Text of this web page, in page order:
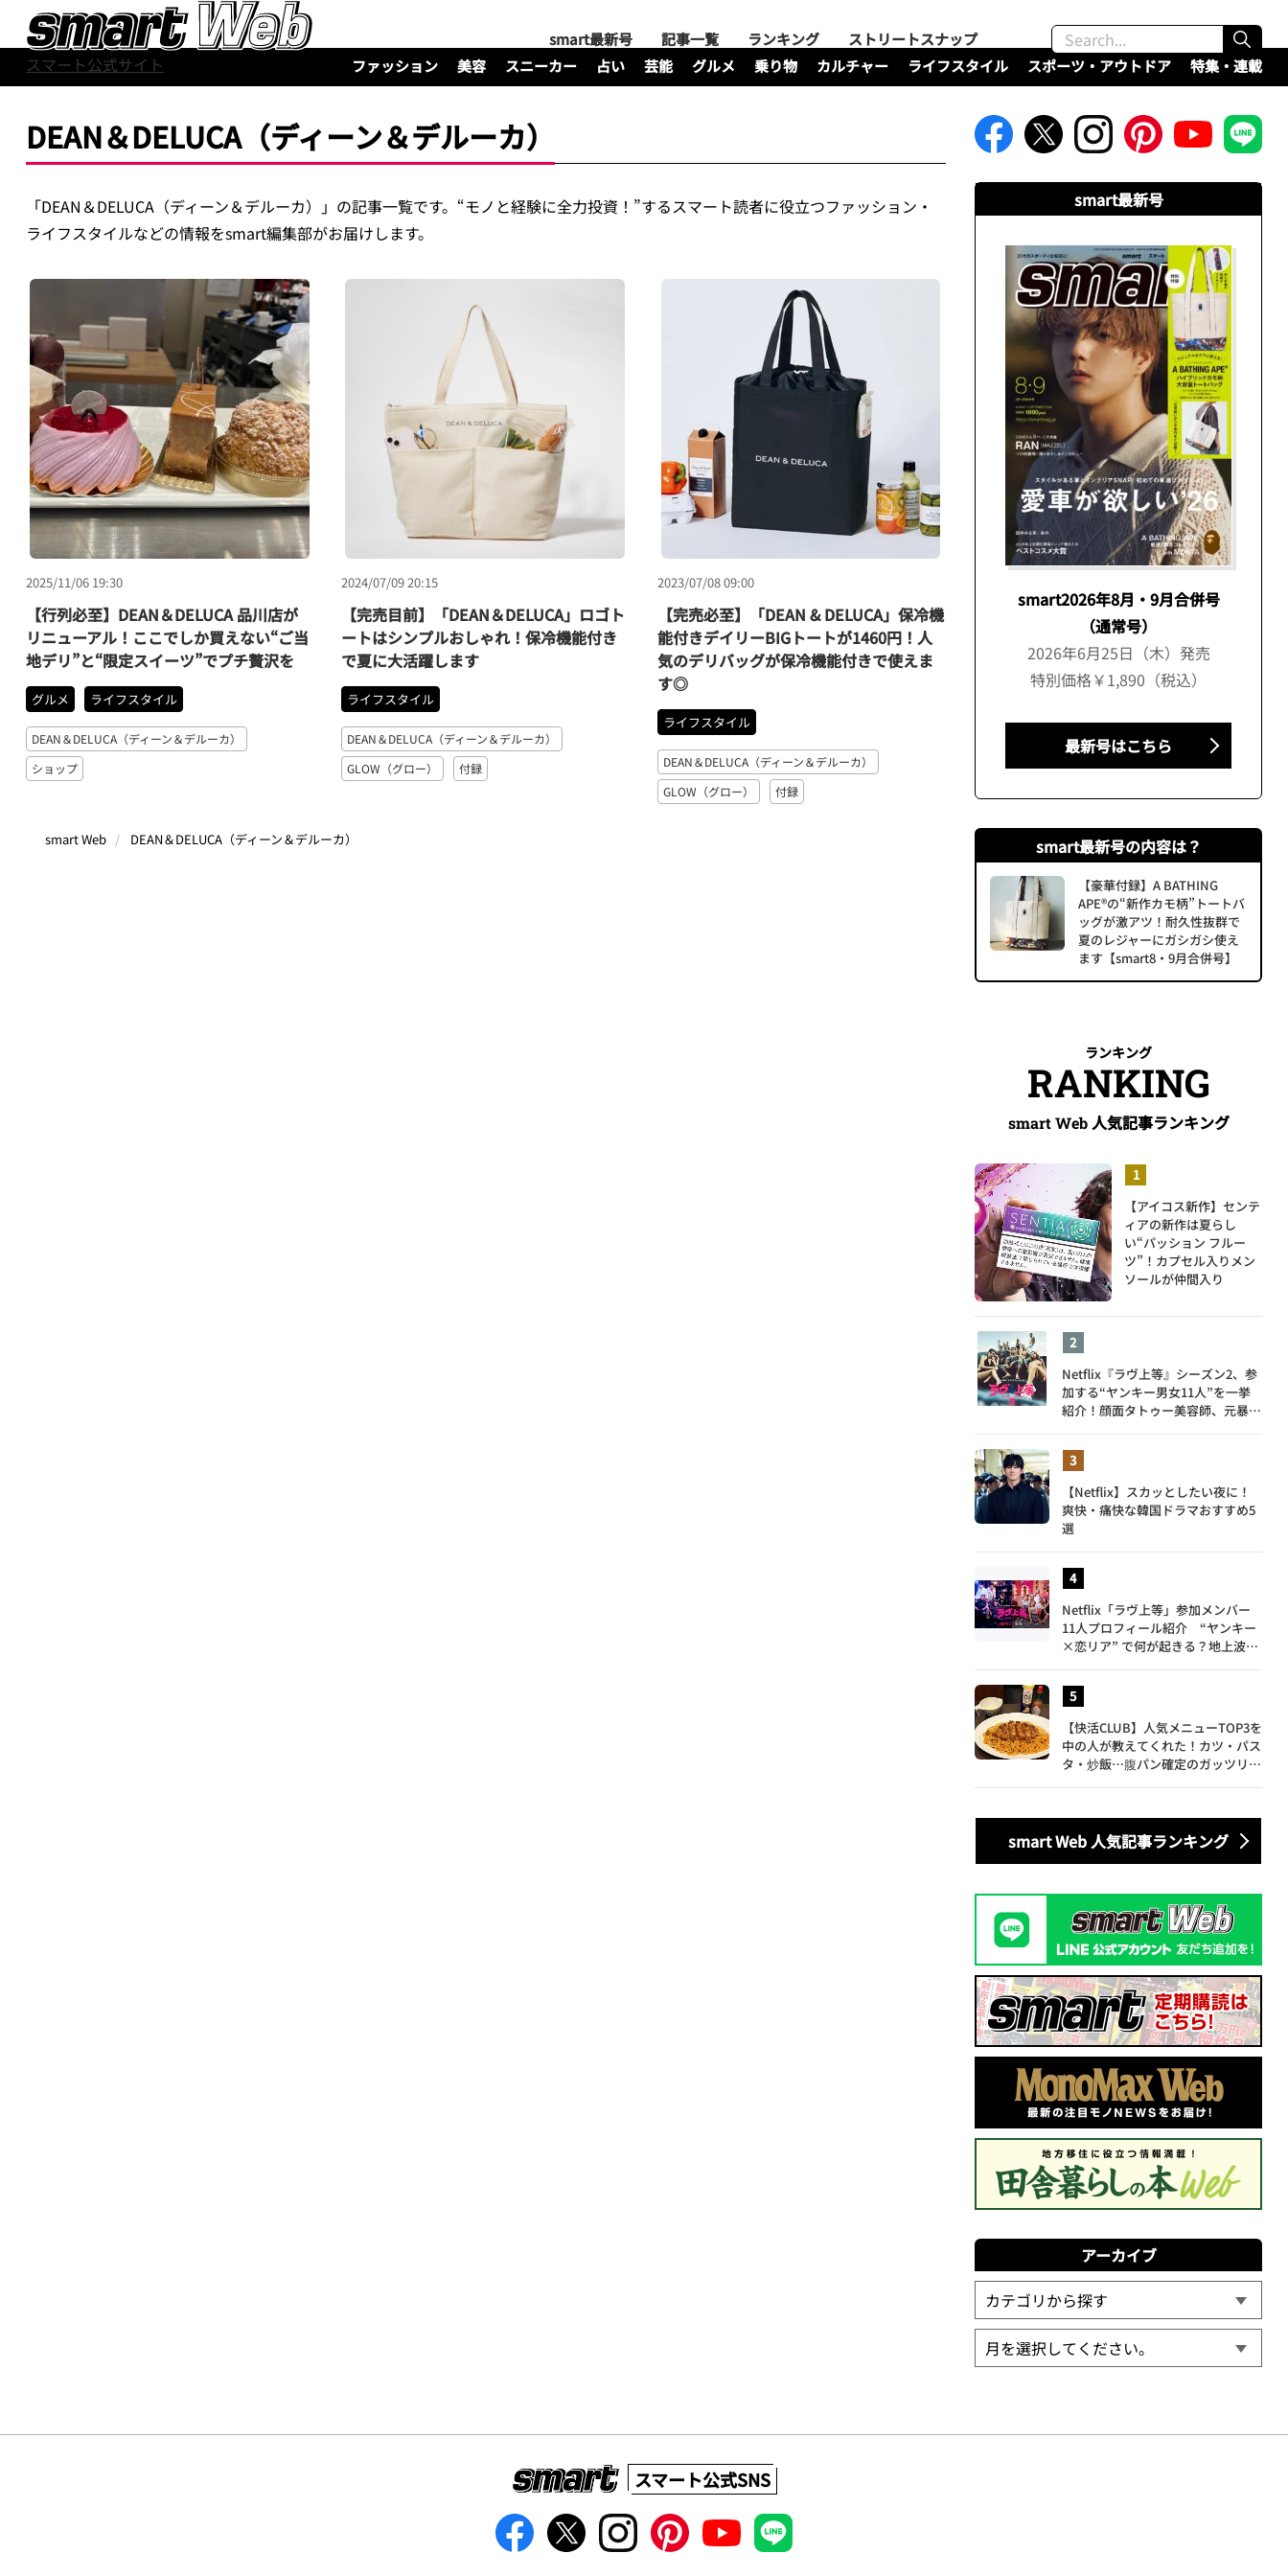
スマート公式サイト
smart最新号 記事一覧 ランキング
ストリートスナップ
ファッション
美容 スニーカー 占い 芸能 グルメ 乗り物 カルチャー ライフスタイル スポーツ・アウトドア 特集・連載
DEAN＆DELUCA（ディーン＆デルーカ）
「DEAN＆DELUCA（ディーン＆デルーカ）」の記事一覧です。“モノと経験に全力投資！”するスマート読者に役立つファッション・
ライフスタイルなどの情報をsmart編集部がお届けします。
2025/11/06 19:30
【行列必至】DEAN＆DELUCA 品川店が
リニューアル！ここでしか買えない“ご当
地デリ”と“限定スイーツ”でプチ贅沢を
グルメ ライフスタイル
DEAN＆DELUCA（ディーン＆デルーカ）
ショップ
2024/07/09 20:15
【完売目前】「DEAN＆DELUCA」ロゴト
ートはシンプルおしゃれ！保冷機能付き
で夏に大活躍します
ライフスタイル
DEAN＆DELUCA（ディーン＆デルーカ）
GLOW（グロー）
付録
2023/07/08 09:00
【完売必至】「DEAN & DELUCA」保冷機
能付きデイリーBIGトートが1460円！人
気のデリバッグが保冷機能付きで使えま
す◎
ライフスタイル
DEAN＆DELUCA（ディーン＆デルーカ）
GLOW（グロー）
付録
smart Web DEAN＆DELUCA（ディーン＆デルーカ）
smart最新号
smart2026年8月・9月合併号
（通常号）
2026年6月25日（木）発売
特別価格￥1,890（税込）
最新号はこちら
smart最新号の内容は？
【豪華付録】A BATHING
APE®の“新作カモ柄”トートバ
ッグが激アツ！耐久性抜群で
夏のレジャーにガシガシ使え
ます【smart8・9月合併号】
ランキング
RANKING
smart Web人気記事ランキング
【アイコス新作】センテ
ィアの新作は夏らし
い“パッション フルー
ツ”！カプセル入りメン
ソールが仲間入り
Netflix『ラヴ上等』シーズン2、参
加する“ヤンキー男女11人”を一挙
紹介！顔面タトゥー美容師、元暴走
【Netflix】スカッとしたい夜に！
爽快・痛快な韓国ドラマおすすめ5
選
Netflix「ラヴ上等」参加メンバー
11人プロフィール紹介 “ヤンキー
×恋リア” で何が起きる？地上波で
が爆誕
【快活CLUB】人気メニューTOP3を
中の人が教えてくれた！カツ・パス
タ・炒飯…腹パン確定のガッツリ飯
smart Web 人気記事ランキング
アーカイブ
スマート公式SNS